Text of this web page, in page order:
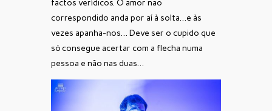
factos verídicos. O amor não
correspondido anda por aí à solta…e às
vezes apanha-nos… Deve ser o cupido que
só consegue acertar com a flecha numa
pessoa e não nas duas…